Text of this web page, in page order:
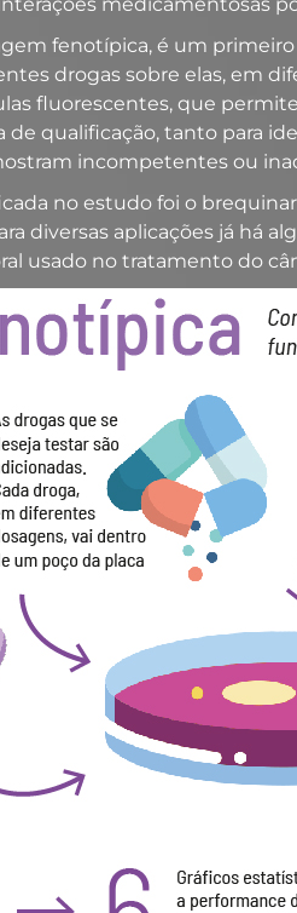
fenotípica, é um
drogas sobre elas, em
fluorescentes, que
qualificação, tanto para
incompetentes ou
no estudo foi o
diversas aplicações já há
usado no tratamento do